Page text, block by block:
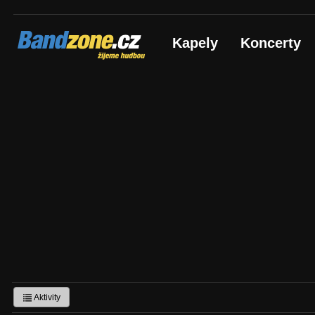
Bandzone.cz
žijeme hudbou Kapely Koncerty
Aktivity